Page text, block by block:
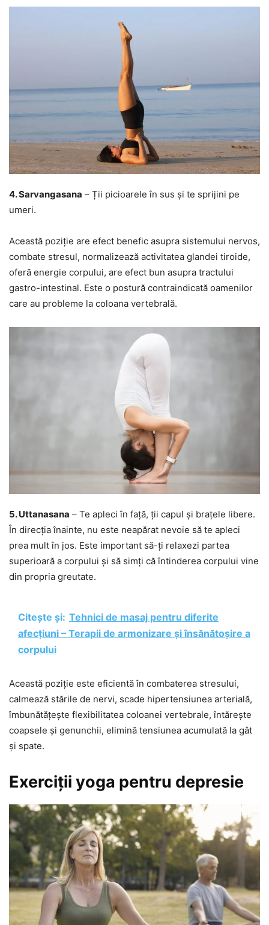
4. Sarvangasana – Ții picioarele în sus și te sprijini pe
umeri.
Această poziție are efect benefic asupra sistemului nervos,
combate stresul, normalizează activitatea glandei tiroide,
oferă energie corpului, are efect bun asupra tractului
gastro-intestinal. Este o postură contraindicată oamenilor
care au probleme la coloana vertebrală.
5. Uttanasana – Te apleci în față, ții capul și brațele libere.
În direcția înainte, nu este neapărat nevoie să te apleci
prea mult în jos. Este important să-ți relaxezi partea
superioară a corpului și să simți că întinderea corpului vine
din propria greutate.
Citește și: Tehnici de masaj pentru diferite
afecțiuni – Terapii de armonizare și însănătoșire a
corpului
Această poziție este eficientă în combaterea stresului,
calmează stările de nervi, scade hipertensiunea arterială,
îmbunătățește flexibilitatea coloanei vertebrale, întărește
coapsele și genunchii, elimină tensiunea acumulată la gât
și spate.
Exerciții yoga pentru depresie